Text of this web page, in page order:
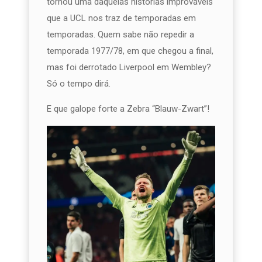
que a UCL nos traz de temporadas em
temporadas. Quem sabe não repedir a
temporada 1977/78, em que chegou a final,
mas foi derrotado Liverpool em Wembley?
Só o tempo dirá.
E que galope forte a Zebra “Blauw-Zwart”!